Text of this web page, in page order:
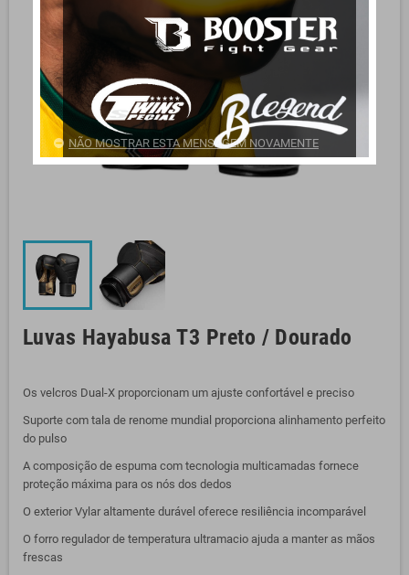
Luvas Hayabusa T3 Preto / Dourado
Os velcros Dual-X proporcionam um ajuste confortável e preciso
Suporte com tala de renome mundial proporciona alinhamento perfeito
do pulso
A composição de espuma com tecnologia multicamadas fornece
proteção máxima para os nós dos dedos
O exterior Vylar altamente durável oferece resiliência incomparável
O forro regulador de temperatura ultramacio ajuda a manter as mãos
frescas
NÃO MOSTRAR ESTA MENSAGEM NOVAMENTE